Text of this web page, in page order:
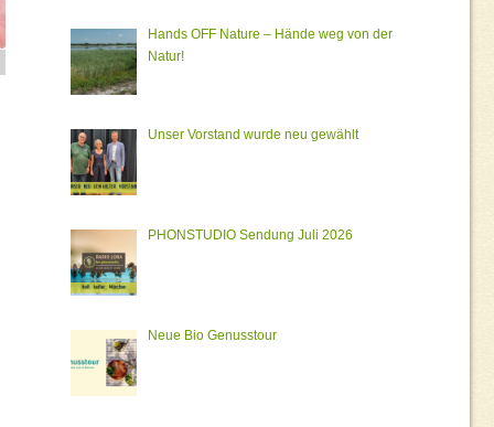
Hands OFF Nature – Hände weg von der
Natur!
Unser Vorstand wurde neu gewählt
PHONSTUDIO Sendung Juli 2026
Neue Bio Genusstour